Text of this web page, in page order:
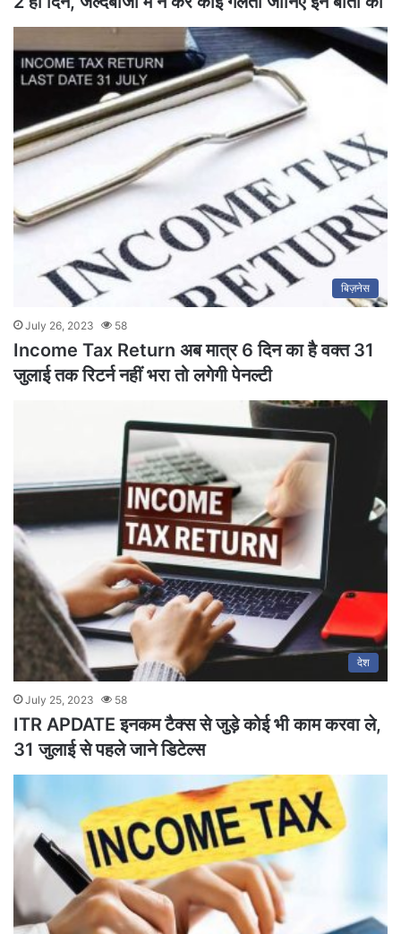
बिज़नेस
July 26, 2023 58
Income Tax Return अब मात्र 6 दिन का है वक्त 31
जुलाई तक रिटर्न नहीं भरा तो लगेगी पेनल्टी
देश
July 25, 2023 58
ITR APDATE इनकम टैक्स से जुड़े कोई भी काम करवा ले,
31 जुलाई से पहले जाने डिटेल्स